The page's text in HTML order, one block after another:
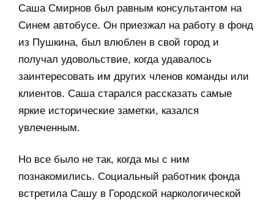
Саша Смирнов был равным консультантом на
Синем автобусе. Он приезжал на работу в фонд
из Пушкина, был влюблен в свой город и
получал удовольствие, когда удавалось
заинтересовать им других членов команды или
клиентов. Саша старался рассказать самые
яркие исторические заметки, казался
увлеченным.
Но все было не так, когда мы с ним
познакомились. Социальный работник фонда
встретила Сашу в Городской наркологической